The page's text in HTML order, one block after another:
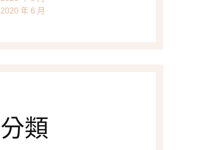
2020 年 6 月
分類